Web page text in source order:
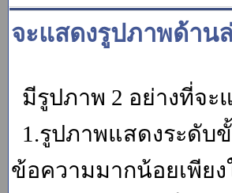
จะแสดงรูปภาพด้านล่
มีรูปภาพ 2 อย่างที่จะ
1.รูปภาพแสดงระดับ
ข้อความมากน้อยเพียง